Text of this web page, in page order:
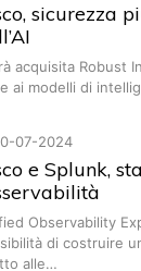
sicurezza
acquisita Robust
ai modelli di
07-2024
e Splunk,
Observability
di costruire
alle…